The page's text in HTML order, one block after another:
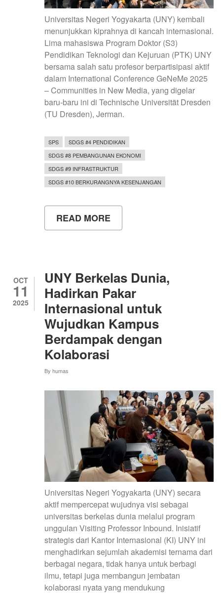
Universitas Negeri Yogyakarta (UNY) kembali
menunjukkan kiprahnya di kancah internasional.
Lima mahasiswa Program Doktor (S3)
Pendidikan Teknologi dan Kejuruan (PTK) UNY
bersama salah satu profesor berpartisipasi aktif
dalam International Conference GeNeMe 2025
– Communities in New Media, yang digelar
baru-baru ini di Technische Universität Dresden
(TU Dresden), Jerman.
SPS
SDGS #4 PENDIDIKAN
SDGS #8 PEMBANGUNAN EKONOMI
SDGS #9 INFRASTRUKTUR
SDGS #10 BERKURANGNYA KESENJANGAN
READ MORE
PROFESOR
UNY
PRESENTASIKAN
RISET
PENDIDIKAN
TVET
DI
KONFERENSI
INTERNASIONAL
GENEME
OCT
11
2025
UNY Berkelas Dunia,
Hadirkan Pakar
Internasional untuk
Wujudkan Kampus
Berdampak dengan
Kolaborasi
By humas
Universitas Negeri Yogyakarta (UNY) secara
aktif mempercepat wujudnya visi sebagai
universitas berkelas dunia melalui program
unggulan Visiting Professor Inbound. Inisiatif
strategis dari Kantor Internasional (KI) UNY ini
menghadirkan sejumlah akademisi ternama dari
berbagai negara, tidak hanya untuk berbagi
ilmu, tetapi juga membangun jembatan
kolaborasi nyata yang mendukung